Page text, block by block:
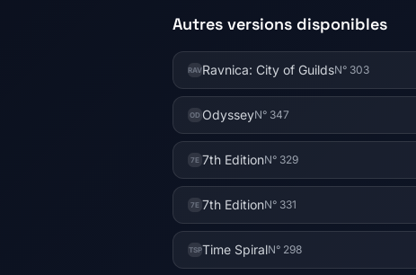
Autres versions disponibles
RAVRavnica: City of GuildsN° 303
OD OdysseyN° 347
7E 7th EditionN° 329
7E 7th EditionN° 331
TSPTime SpiralN° 298